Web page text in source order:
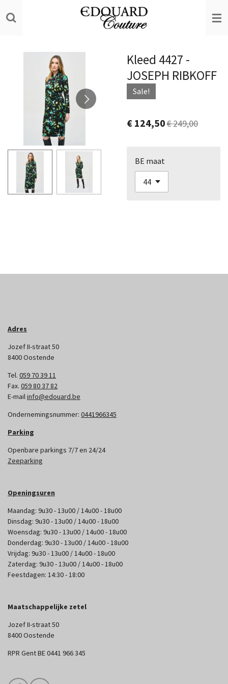
direct
hoofdinhoud
Kleed 4427 -
JOSEPH RIBKOFF
Sale!
€ 124,50€ 249,00
BE maat
Adres
Jozef II-straat 50
8400 Oostende
Tel. 059 70 39 11
Fax. 059 80 37 82
E-mailinfo@edouard.be
Ondernemingsnummer: 0441966345
Parking
Openbare parkings 7/7 en 24/24
Zeeparking
Openingsuren
Maandag: 9u30 - 13u00 / 14u00 - 18u00
Dinsdag: 9u30 - 13u00 / 14u00 - 18u00
Woensdag: 9u30 - 13u00 / 14u00 - 18u00
Donderdag: 9u30 - 13u00 / 14u00 - 18u00
Vrijdag: 9u30 - 13u00 / 14u00 - 18u00
Zaterdag: 9u30 - 13u00 / 14u00 - 18u00
Feestdagen: 14:30 - 18:00
Maatschappelijke zetel
Jozef II-straat 50
8400 Oostende
RPR Gent BE 0441 966 345